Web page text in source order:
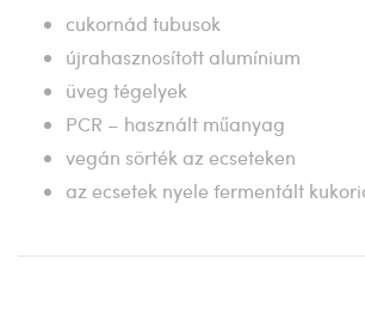
cukornád tubusok
újrahasznosított alumínium
üveg tégelyek
PCR – használt műanyag
vegán sörték az ecseteken
az ecsetek nyele fermentált